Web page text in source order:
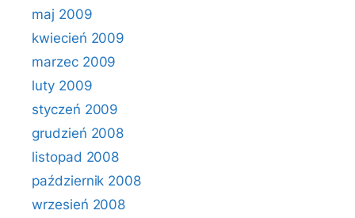
maj 2009
kwiecień 2009
marzec 2009
luty 2009
styczeń 2009
grudzień 2008
listopad 2008
październik 2008
wrzesień 2008